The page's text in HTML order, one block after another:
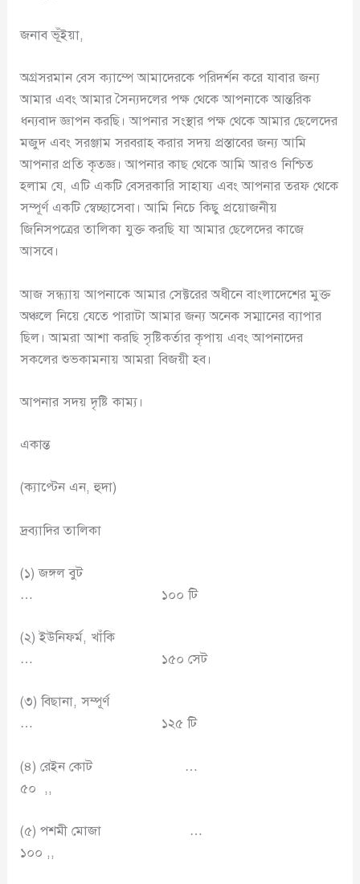
জনাব ভূঁইয়া,
অগ্রসরমান বেস ক্যাম্পে আমাদেরকে পরিদর্শন করে যাবার জন্য
আমার এবং আমার সৈন্যদলের পক্ষ থেকে আপনাকে আন্তরিক
ধন্যবাদ জ্ঞাপন করছি। আপনার সংস্থার পক্ষ থেকে আমার ছেলেদের
মজুদ এবং সরঞ্জাম সরবরাহ করার সদয় প্রস্তাবের জন্য আমি
আপনার প্রতি কৃতজ্ঞ। আপনার কাছ থেকে আমি আরও নিশ্চিত
হলাম যে, এটি একটি বেসরকারি সাহায্য এবং আপনার তরফ থেকে
সম্পূর্ণ একটি স্বেচ্ছাসেবা। আমি নিচে কিছু প্রয়োজনীয়
জিনিসপত্রের তালিকা যুক্ত করছি যা আমার ছেলেদের কাজে
আসবে।
আজ সন্ধ্যায় আপনাকে আমার সেক্টরের অধীনে বাংলাদেশের মুক্ত
অঞ্চলে নিয়ে যেতে পারাটা আমার জন্য অনেক সম্মানের ব্যাপার
ছিল। আমরা আশা করছি সৃষ্টিকর্তার কৃপায় এবং আপনাদের
সকলের শুভকামনায় আমরা বিজয়ী হব।
আপনার সদয় দৃষ্টি কাম্য।
একান্ত
(ক্যাপ্টেন এন, হুদা)
দ্রব্যাদির তালিকা
(১) জঙ্গল বুট
… ১০০ টি
(২) ইউনিফর্ম, খাঁকি
… ১৫০ সেট
(৩) বিছানা, সম্পূর্ণ
… ১২৫ টি
(৪) রেইন কোট …
৫০ ,,
(৫) পশমী মোজা …
১০০ ,,